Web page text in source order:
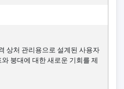
상처 관리용으로 설계된 사용자
붕대에 대한 새로운 기회를 제